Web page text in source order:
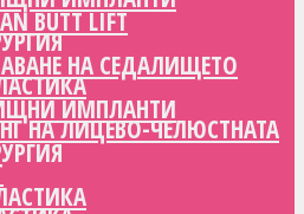
НА ЛИЦЕВО-ЧЕЛЮСТНАТА
BUTT LIFT
НА СЕДАЛИЩЕТО
ИМПЛАНТИ